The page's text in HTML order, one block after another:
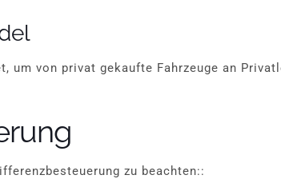
um von privat gekaufte Fahrzeuge an
zu beachten::